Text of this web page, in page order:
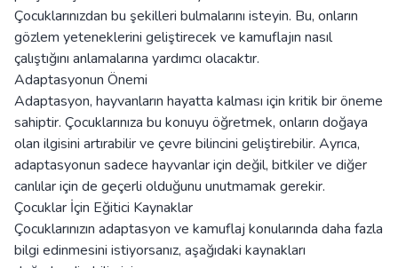
Çocuklarınızdan bu şekilleri bulmalarını isteyin. Bu, onların
gözlem yeteneklerini geliştirecek ve kamuflajın nasıl
çalıştığını anlamalarına yardımcı olacaktır.
Adaptasyonun Önemi
Adaptasyon, hayvanların hayatta kalması için kritik bir öneme
sahiptir. Çocuklarınıza bu konuyu öğretmek, onların doğaya
olan ilgisini artırabilir ve çevre bilincini geliştirebilir. Ayrıca,
adaptasyonun sadece hayvanlar için değil, bitkiler ve diğer
canlılar için de geçerli olduğunu unutmamak gerekir.
Çocuklar İçin Eğitici Kaynaklar
Çocuklarınızın adaptasyon ve kamuflaj konularında daha fazla
bilgi edinmesini istiyorsanız, aşağıdaki kaynakları